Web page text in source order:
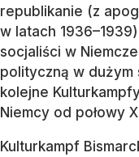
republikanie (z
w latach
socjaliści w
polityczną w
kolejne
Niemcy od połowy
Kulturkampf